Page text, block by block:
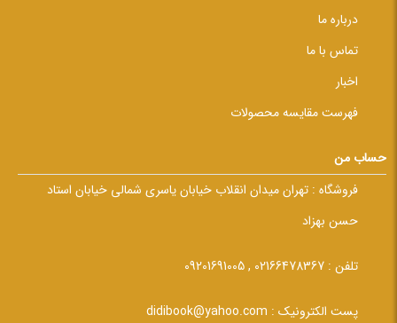
درباره ما
تماس با ما
اخبار
فهرست مقایسه محصولات
حساب من
فروشگاه : تهران میدان انقلاب خیابان یاسری شمالی خیابان استاد
حسن بهزاد
تلفن : 02166478367 , 09201691005
پست الکترونیک : didibook@yahoo.com